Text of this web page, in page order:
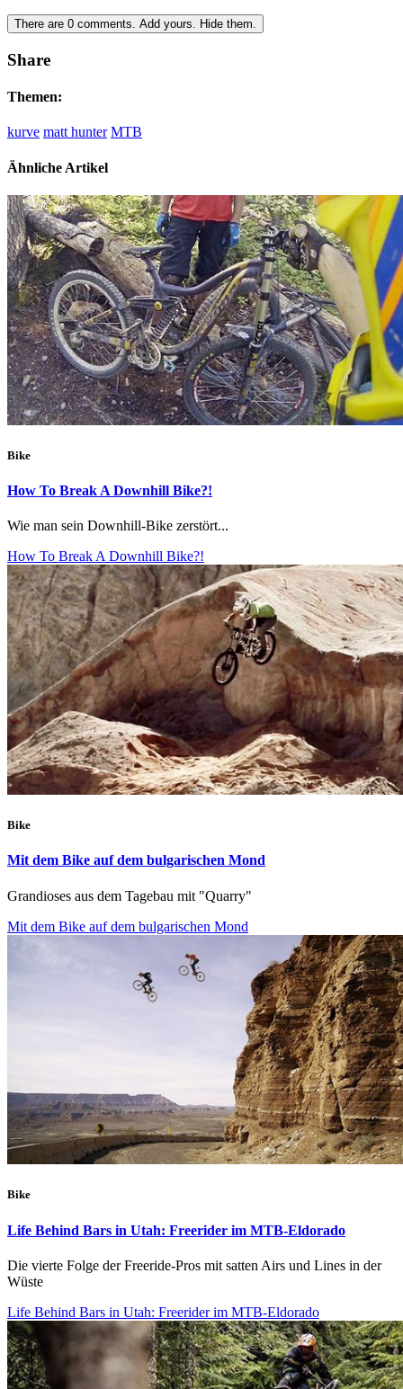
There are 0 comments. Add yours. Hide them.
Share
Themen:
kurve matt hunter MTB
Ähnliche Artikel
Bike
How To Break A Downhill Bike?!
Wie man sein Downhill-Bike zerstört...
How To Break A Downhill Bike?!
Bike
Mit dem Bike auf dem bulgarischen Mond
Grandioses aus dem Tagebau mit "Quarry"
Mit dem Bike auf dem bulgarischen Mond
Bike
Life Behind Bars in Utah: Freerider im MTB-Eldorado
Die vierte Folge der Freeride-Pros mit satten Airs und Lines in der
Wüste
Life Behind Bars in Utah: Freerider im MTB-Eldorado